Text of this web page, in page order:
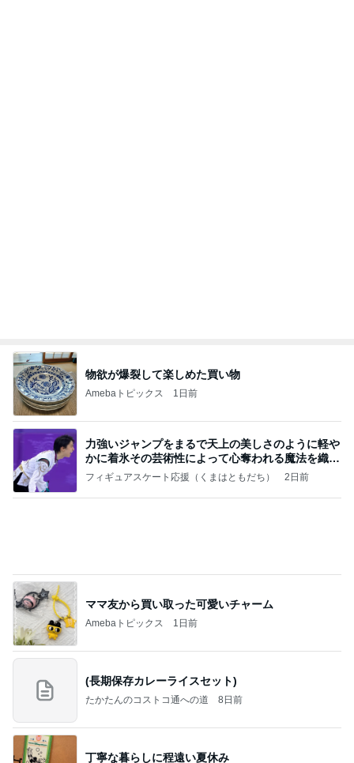
物欲が爆裂して楽しめた買い物
Amebaトピックス 1日前
力強いジャンプをまるで天上の美しさのように軽や
かに着氷その芸術性によって心奪われる魔法を織り
なす
フィギュアスケート応援（くまはともだち） 2日前
ママ友から買い取った可愛いチャーム
Amebaトピックス 1日前
(長期保存カレーライスセット)
たかたんのコストコ通への道 8日前
丁寧な暮らしに程遠い夏休み